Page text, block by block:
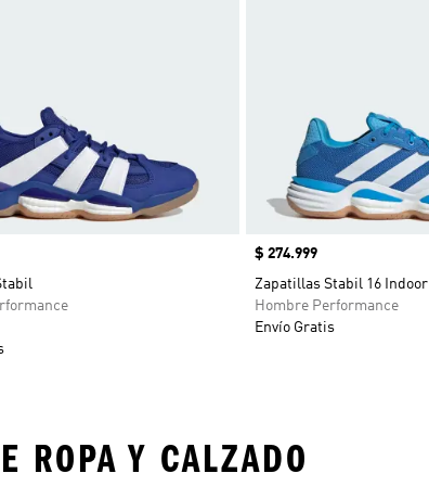
Precio
$ 274.999
Zapatillas Stabil 16 Indoor
Hombre Performance
Envío Gratis
ROPA Y CALZADO